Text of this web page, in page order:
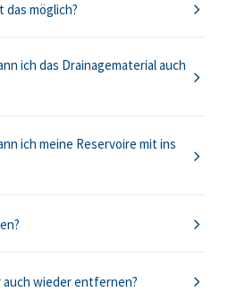
möglich?
ich das Drainagematerial auch
ich meine Reservoire mit ins
wieder entfernen?